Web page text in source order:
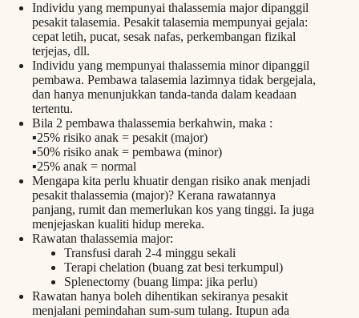
Individu yang mempunyai thalassemia major dipanggil
pesakit talasemia. Pesakit talasemia mempunyai gejala:
cepat letih, pucat, sesak nafas, perkembangan fizikal
terjejas, dll.
Individu yang mempunyai thalassemia minor dipanggil
pembawa. Pembawa talasemia lazimnya tidak bergejala,
dan hanya menunjukkan tanda-tanda dalam keadaan
tertentu.
Bila 2 pembawa thalassemia berkahwin, maka :
▪️25% risiko anak = pesakit (major)
▪️50% risiko anak = pembawa (minor)
▪️25% anak = normal
Mengapa kita perlu khuatir dengan risiko anak menjadi
pesakit thalassemia (major)? Kerana rawatannya
panjang, rumit dan memerlukan kos yang tinggi. Ia juga
menjejaskan kualiti hidup mereka.
Rawatan thalassemia major:
Transfusi darah 2-4 minggu sekali
Terapi chelation (buang zat besi terkumpul)
Splenectomy (buang limpa: jika perlu)
Rawatan hanya boleh dihentikan sekiranya pesakit
menjalani pemindahan sum-sum tulang. Itupun ada